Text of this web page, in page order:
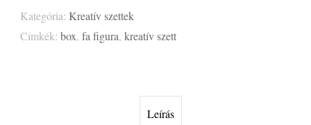
Kategória: Kreatív szettek
Címkék: box, fa figura, kreatív szett
Leírás